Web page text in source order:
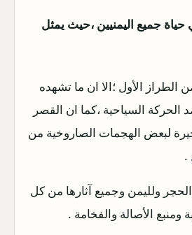
جميع اليمنيين ،حيث يمثل
الطراز الأول ؛الا ان ما تشهده
الحركة السياحية ،كما ان القصر
لبعض الهجمات الصاروخية من
.
ولليمن وجميع آثارها من كل
الأصالة والفخامة .